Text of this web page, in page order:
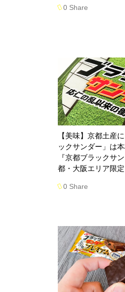
0 Share
【美味】京都土産
ックサンダー」は
『京都ブラックサ
都・大阪エリア限定
0 Share